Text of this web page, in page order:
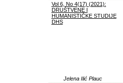
Vol 6, No 4(17) (2021):
DRUŠTVENE I
HUMANISTIČKE STUDIJE
DHS
Jelena Ilić Plauc